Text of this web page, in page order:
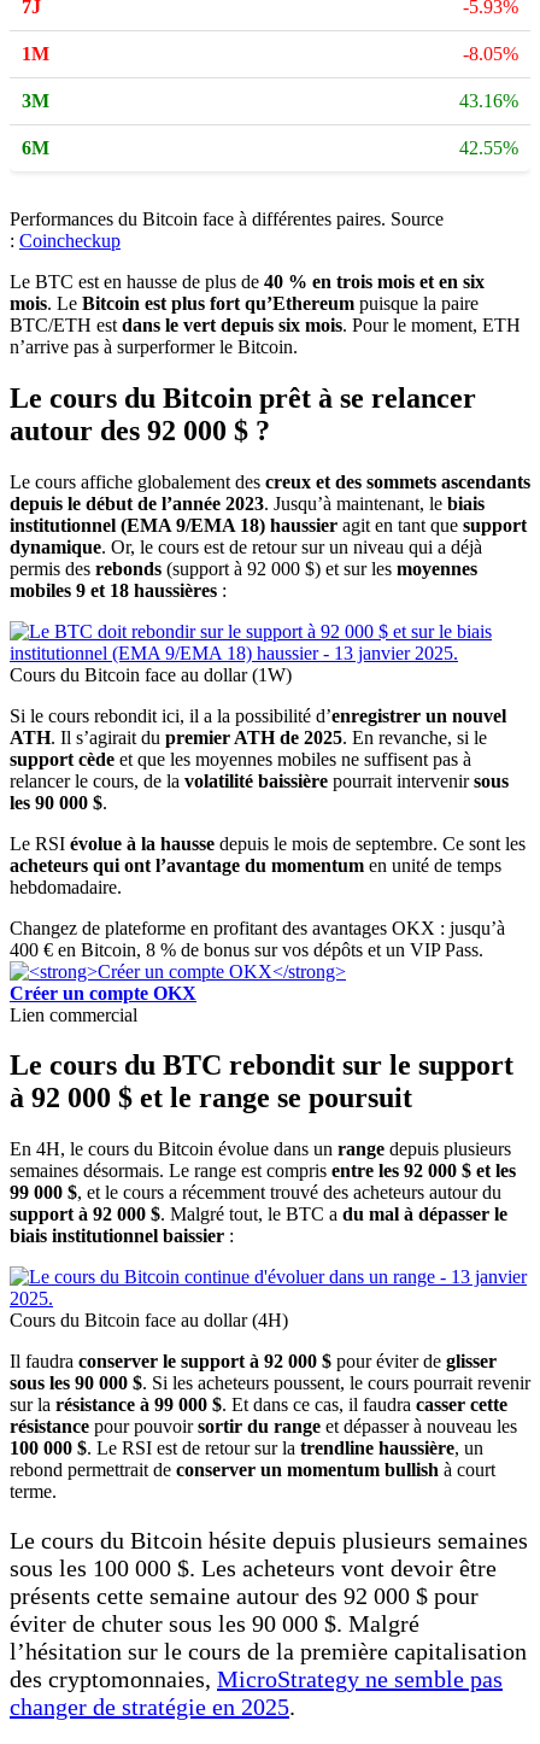
-5.93%
-8.05%
43.16%
42.55%
Performances du Bitcoin face à différentes paires. Source
: Coincheckup
Le BTC est en hausse de plus de 40 % en trois mois et en six
mois. Le Bitcoin est plus fort qu’Ethereum puisque la paire
BTC/ETH est dans le vert depuis six mois. Pour le moment, ETH
n’arrive pas à surperformer le Bitcoin.
Le cours du Bitcoin prêt à se relancer
autour des 92 000 $ ?
Le cours affiche globalement des creux et des sommets ascendants
depuis le début de l’année 2023. Jusqu’à maintenant, le biais
institutionnel (EMA 9/EMA 18) haussier agit en tant que support
dynamique. Or, le cours est de retour sur un niveau qui a déjà
permis des rebonds (support à 92 000 $) et sur les moyennes
mobiles 9 et 18 haussières :
Cours du Bitcoin face au dollar (1W)
Si le cours rebondit ici, il a la possibilité d’enregistrer un nouvel
ATH. Il s’agirait du premier ATH de 2025. En revanche, si le
support cède et que les moyennes mobiles ne suffisent pas à
relancer le cours, de la volatilité baissière pourrait intervenirsous
les 90 000 $.
Le RSI évolue à la hausse depuis le mois de septembre. Ce sont les
acheteurs qui ont l’avantage du momentum en unité de temps
hebdomadaire.
Changez de plateforme en profitant des avantages OKX : jusqu’à
400 € en Bitcoin, 8 % de bonus sur vos dépôts et un VIP Pass.
Créer un compte OKX
Lien commercial
Le cours du BTC rebondit sur le support
à 92 000 $ et le range se poursuit
En 4H, le cours du Bitcoin évolue dans un range depuis plusieurs
semaines désormais. Le range est compris entre les 92 000 $ et les
99 000 $, et le cours a récemment trouvé des acheteurs autour du
support à 92 000 $. Malgré tout, le BTC a du mal à dépasser le
biais institutionnel baissier :
Cours du Bitcoin face au dollar (4H)
Il faudra conserver le support à 92 000 $ pour éviter de glisser
sous les 90 000 $. Si les acheteurs poussent, le cours pourrait revenir
sur la résistance à 99 000 $. Et dans ce cas, il faudra casser cette
résistance pour pouvoirsortir du range et dépasser à nouveau les
100 000 $. Le RSI est de retour sur la trendline haussière, un
rebond permettrait de conserver un momentum bullish à court
terme.
Le cours du Bitcoin hésite depuis plusieurs semaines
sous les 100 000 $. Les acheteurs vont devoir être
présents cette semaine autour des 92 000 $ pour
éviter de chuter sous les 90 000 $. Malgré
l’hésitation sur le cours de la première capitalisation
des cryptomonnaies, MicroStrategy ne semble pas
changer de stratégie en 2025.